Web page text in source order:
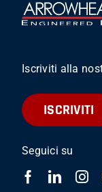
Iscriviti alla
ISCRIVITI
Seguici su